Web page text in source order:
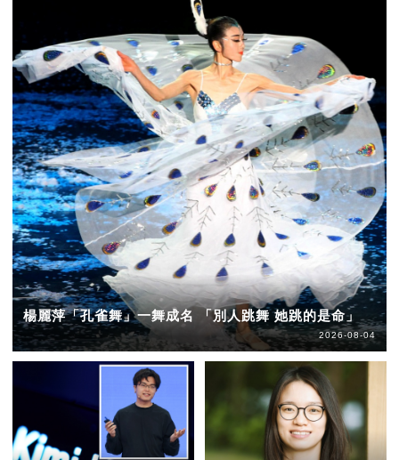
楊麗萍「孔雀舞」一舞成名 「別人跳舞 她跳的是命」
2026-08-04